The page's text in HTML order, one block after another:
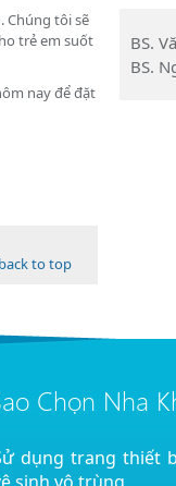
BS.
BS.
Chúng tôi sẽ
trẻ em suốt
nay để đặt
back to top
Chọn Nha
dụng trang thiết